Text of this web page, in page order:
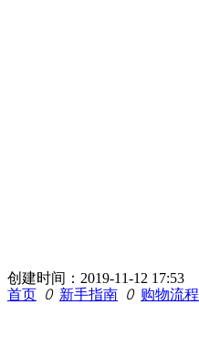
创建时间： 2019-11-12 17:53
首页 ꄲ 新手指南 ꄲ 购物流程